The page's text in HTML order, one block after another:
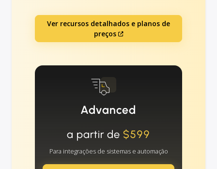
Ver recursos detalhados e planos de
preços
Advanced
a partir de $599
Para integrações de sistemas e automação